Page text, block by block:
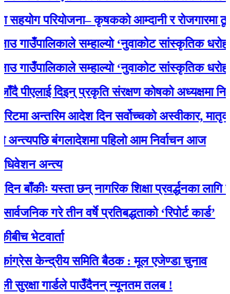
परियोजना– कृषकको आम्दानी र रोजगारमा ठूलो
सम्हाल्यो ‘नुवाकोट सांस्कृतिक धरोहर
सम्हाल्यो ‘नुवाकोट सांस्कृतिक धरोहर
दिइन् प्रकृति संरक्षण कोषको अध्यक्षमा नियुक्ति
अन्तरिम आदेश दिन सर्वोच्चको अस्वीकार, मातृका
बंगलादेशमा पहिलो आम निर्वाचन आज
अन्त्य
यस्ता छन् नागरिक शिक्षा प्रवर्द्धनका लागि स्रोत
गरे तीन वर्षे प्रतिबद्धताको ‘रिपोर्ट कार्ड’
केन्द्रीय समिति बैठक : मूल एजेण्डा चुनाव
गार्डले पाउँदैनन् न्यूनतम तलब !